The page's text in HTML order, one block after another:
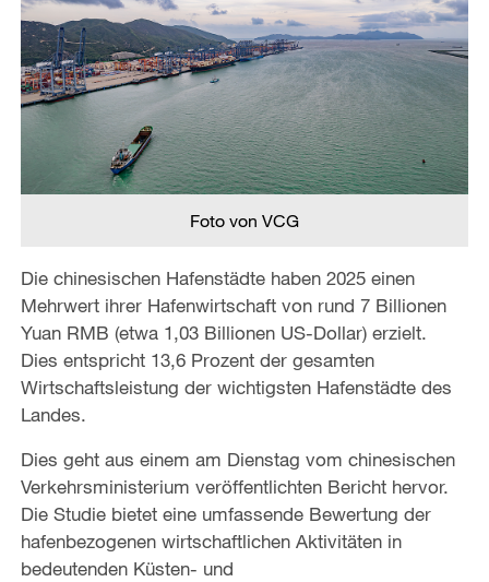
Foto von VCG
Die chinesischen Hafenstädte haben 2025 einen
Mehrwert ihrer Hafenwirtschaft von rund 7 Billionen
Yuan RMB (etwa 1,03 Billionen US-Dollar) erzielt.
Dies entspricht 13,6 Prozent der gesamten
Wirtschaftsleistung der wichtigsten Hafenstädte des
Landes.
Dies geht aus einem am Dienstag vom chinesischen
Verkehrsministerium veröffentlichten Bericht hervor.
Die Studie bietet eine umfassende Bewertung der
hafenbezogenen wirtschaftlichen Aktivitäten in
bedeutenden Küsten- und